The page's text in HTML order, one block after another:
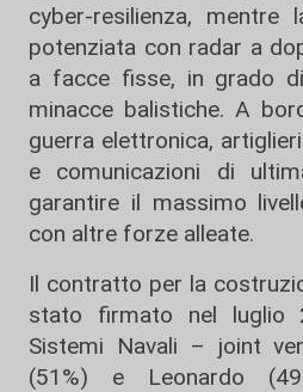
cyber-resilienza, mentre
potenziata con radar a
a facce fisse, in grado
minacce balistiche. A
guerra elettronica,
e comunicazioni di
garantire il massimo
con altre forze alleate.
Il contratto per la
stato firmato nel luglio
Sistemi Navali – joint
(51%) e Leonardo